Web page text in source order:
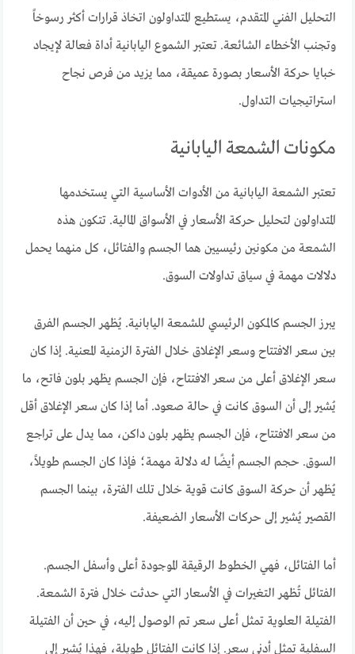
التحليل الفني المتقدم، يستطيع المتداولون اتخاذ قرارات أكثر رسوخاً
وتجنب الأخطاء الشائعة. تعتبر الشموع اليابانية أداة فعالة لإيجاد
خبايا حركة الأسعار بصورة عميقة، مما يزيد من فرص نجاح
استراتيجيات التداول.
مكونات الشمعة اليابانية
تعتبر الشمعة اليابانية من الأدوات الأساسية التي يستخدمها
المتداولون لتحليل حركة الأسعار في الأسواق المالية. تتكون هذه
الشمعة من مكونين رئيسيين هما الجسم والفتائل، كل منهما يحمل
دلالات مهمة في سياق تداولات السوق.
يبرز الجسم كالمكون الرئيسي للشمعة اليابانية. يُظهر الجسم الفرق
بين سعر الافتتاح وسعر الإغلاق خلال الفترة الزمنية المعنية. إذا كان
سعر الإغلاق أعلى من سعر الافتتاح، فإن الجسم يظهر بلون فاتح، ما
يُشير إلى أن السوق كانت في حالة صعود. أما إذا كان سعر الإغلاق أقل
من سعر الافتتاح، فإن الجسم يظهر بلون داكن، مما يدل على تراجع
السوق. حجم الجسم أيضًا له دلالة مهمة؛ فإذا كان الجسم طويلاً،
يُظهر أن حركة السوق كانت قوية خلال تلك الفترة، بينما الجسم
القصير يُشير إلى حركات الأسعار الضعيفة.
أما الفتائل، فهي الخطوط الرقيقة الموجودة أعلى وأسفل الجسم.
الفتائل تُظهر التغيرات في الأسعار التي حدثت خلال فترة الشمعة.
الفتيلة العلوية تمثل أعلى سعر تم الوصول إليه، في حين أن الفتيلة
السفلية تمثل أدنى سعر. إذا كانت الفتائل طويلة، فهذا يُشير إلى